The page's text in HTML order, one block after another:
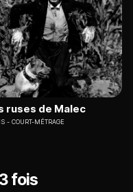
ruses de Malec
COURT-MÉTRAGE
fois